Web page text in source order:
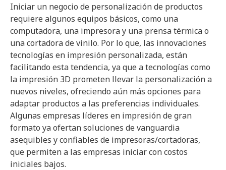
Iniciar un negocio de personalización de productos
requiere algunos equipos básicos, como una
computadora, una impresora y una prensa térmica o
una cortadora de vinilo. Por lo que, las innovaciones
tecnologías en impresión personalizada, están
facilitando esta tendencia, ya que a tecnologías como
la impresión 3D prometen llevar la personalización a
nuevos niveles, ofreciendo aún más opciones para
adaptar productos a las preferencias individuales.
Algunas empresas líderes en impresión de gran
formato ya ofertan soluciones de vanguardia
asequibles y confiables de impresoras/cortadoras,
que permiten a las empresas iniciar con costos
iniciales bajos.